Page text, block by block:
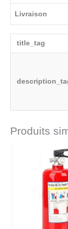
Livraison
title_tag
Produits